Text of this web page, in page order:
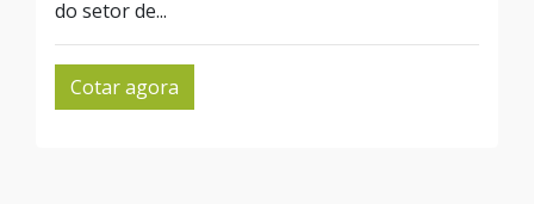
do setor de...
Cotar agora